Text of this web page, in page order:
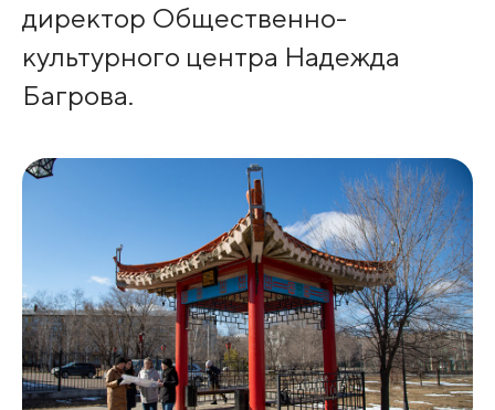
директор Общественно-
культурного центра Надежда
Багрова.